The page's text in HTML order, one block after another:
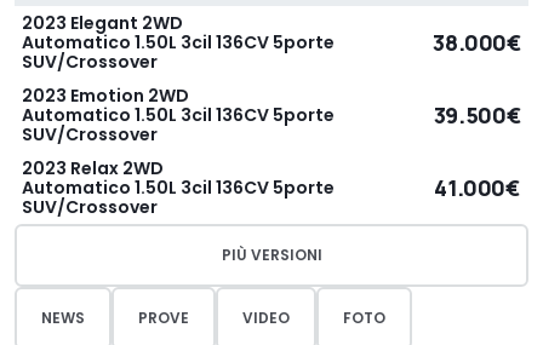
2023 Elegant 2WD
Automatico 1.50L 3cil 136CV 5porte
SUV/Crossover
38.000€
2023 Emotion 2WD
Automatico 1.50L 3cil 136CV 5porte
SUV/Crossover
39.500€
2023 Relax 2WD
Automatico 1.50L 3cil 136CV 5porte
SUV/Crossover
41.000€
PIÙ VERSIONI
NEWS PROVE VIDEO FOTO